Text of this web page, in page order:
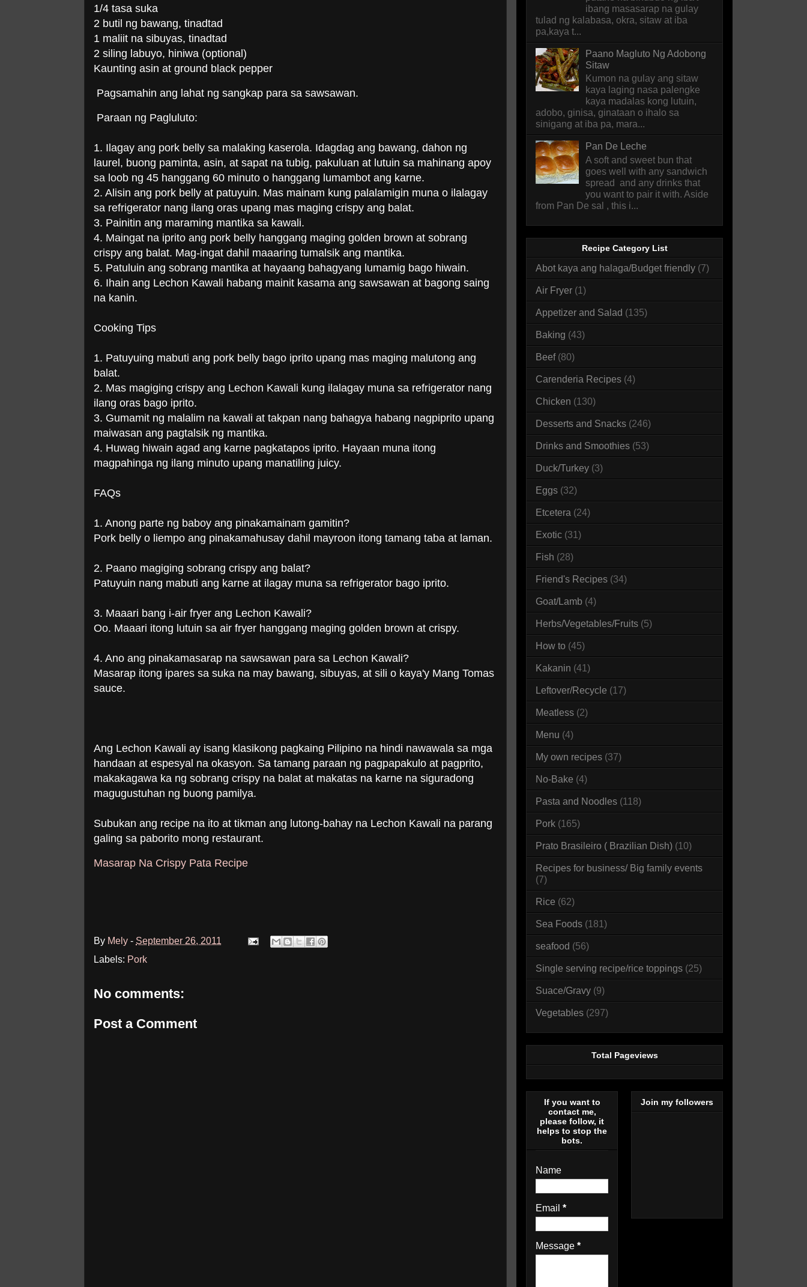
1/4 tasa suka
2 butil ng bawang, tinadtad
1 maliit na sibuyas, tinadtad
2 siling labuyo, hiniwa (optional)
Kaunting asin at ground black pepper
Pagsamahin ang lahat ng sangkap para sa sawsawan.
Paraan ng Pagluluto:
1. Ilagay ang pork belly sa malaking kaserola. Idagdag ang bawang, dahon ng
laurel, buong paminta, asin, at sapat na tubig, pakuluan at lutuin sa mahinang apoy
sa loob ng 45 hanggang 60 minuto o hanggang lumambot ang karne.
2. Alisin ang pork belly at patuyuin. Mas mainam kung palalamigin muna o ilalagay
sa refrigerator nang ilang oras upang mas maging crispy ang balat.
3. Painitin ang maraming mantika sa kawali.
4. Maingat na iprito ang pork belly hanggang maging golden brown at sobrang
crispy ang balat. Mag-ingat dahil maaaring tumalsik ang mantika.
5. Patuluin ang sobrang mantika at hayaang bahagyang lumamig bago hiwain.
6. Ihain ang Lechon Kawali habang mainit kasama ang sawsawan at bagong saing
na kanin.
Cooking Tips
1. Patuyuing mabuti ang pork belly bago iprito upang mas maging malutong ang
balat.
2. Mas magiging crispy ang Lechon Kawali kung ilalagay muna sa refrigerator nang
ilang oras bago iprito.
3. Gumamit ng malalim na kawali at takpan nang bahagya habang nagpiprito upang
maiwasan ang pagtalsik ng mantika.
4. Huwag hiwain agad ang karne pagkatapos iprito. Hayaan muna itong
magpahinga ng ilang minuto upang manatiling juicy.
FAQs
1. Anong parte ng baboy ang pinakamainam gamitin?
Pork belly o liempo ang pinakamahusay dahil mayroon itong tamang taba at laman.
2. Paano magiging sobrang crispy ang balat?
Patuyuin nang mabuti ang karne at ilagay muna sa refrigerator bago iprito.
3. Maaari bang i-air fryer ang Lechon Kawali?
Oo. Maaari itong lutuin sa air fryer hanggang maging golden brown at crispy.
4. Ano ang pinakamasarap na sawsawan para sa Lechon Kawali?
Masarap itong ipares sa suka na may bawang, sibuyas, at sili o kaya'y Mang Tomas
sauce.
Ang Lechon Kawali ay isang klasikong pagkaing Pilipino na hindi nawawala sa mga
handaan at espesyal na okasyon. Sa tamang paraan ng pagpapakulo at pagprito,
makakagawa ka ng sobrang crispy na balat at makatas na karne na siguradong
magugustuhan ng buong pamilya.
Subukan ang recipe na ito at tikman ang lutong-bahay na Lechon Kawali na parang
galing sa paborito mong restaurant.
Masarap Na Crispy Pata Recipe
By Mely - September 26, 2011
Labels: Pork
No comments:
Post a Comment
ibang masasarap na gulay
tulad ng kalabasa, okra, sitaw at iba
pa,kaya t...
Paano Magluto Ng Adobong
Sitaw
Kumon na gulay ang sitaw
kaya laging nasa palengke
kaya madalas kong lutuin,
adobo, ginisa, ginataan o ihalo sa
sinigang at iba pa, mara...
Pan De Leche
A soft and sweet bun that
goes well with any sandwich
spread and any drinks that
you want to pair it with. Aside
from Pan De sal , this i...
Recipe Category List
Abot kaya ang halaga/Budget friendly (7)
Air Fryer (1)
Appetizer and Salad (135)
Baking (43)
Beef (80)
Carenderia Recipes (4)
Chicken (130)
Desserts and Snacks (246)
Drinks and Smoothies (53)
Duck/Turkey (3)
Eggs (32)
Etcetera (24)
Exotic (31)
Fish (28)
Friend's Recipes (34)
Goat/Lamb (4)
Herbs/Vegetables/Fruits (5)
How to (45)
Kakanin (41)
Leftover/Recycle (17)
Meatless (2)
Menu (4)
My own recipes (37)
No-Bake (4)
Pasta and Noodles (118)
Pork (165)
Prato Brasileiro ( Brazilian Dish) (10)
Recipes for business/ Big family events
(7)
Rice (62)
Sea Foods (181)
seafood (56)
Single serving recipe/rice toppings (25)
Suace/Gravy (9)
Vegetables (297)
Total Pageviews
If you want to
contact me,
please follow, it
helps to stop the
bots.
Name
Email *
Message *
Join my followers